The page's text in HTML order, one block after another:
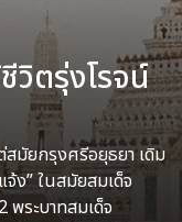
ชีวิตรุ่งโรจน์
สมัยกรุงศรีอยุธยา เดิม
จ้ง” ในสมัยสมเด็จ
พระบาทสมเด็จ